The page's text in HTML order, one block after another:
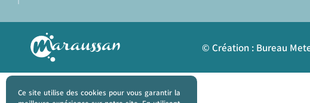
Ce site utilise des cookies pour vous garantir la
© Création : Bureau